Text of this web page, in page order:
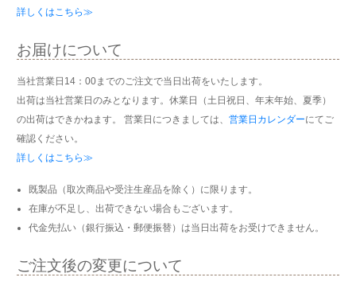
詳しくはこちら≫
お届けについて
当社営業日14：00までのご注文で当日出荷をいたします。
出荷は当社営業日のみとなります。休業日（土日祝日、年末年始、夏季）
の出荷はできかねます。 営業日につきましては、 営業日カレンダーにてご
確認ください。
詳しくはこちら≫
既製品（取次商品や受注生産品を除く）に限ります。
在庫が不足し、出荷できない場合もございます。
代金先払い（銀行振込・郵便振替）は当日出荷をお受けできません。
ご注文後の変更について